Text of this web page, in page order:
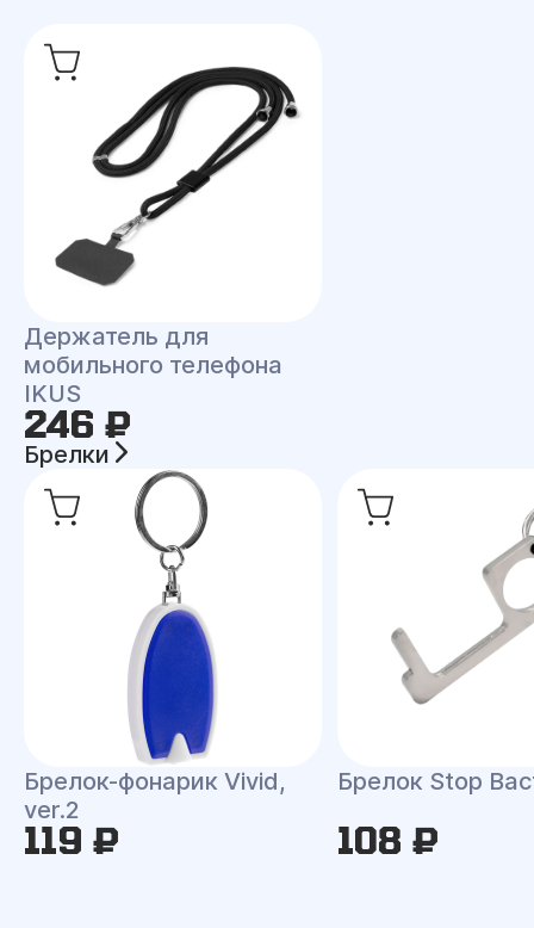
Держатель для
мобильного телефона
IKUS
246 ₽
Брелки
Брелок-фонарик Vivid,
ver.2
119 ₽
Брелок Stop
108 ₽